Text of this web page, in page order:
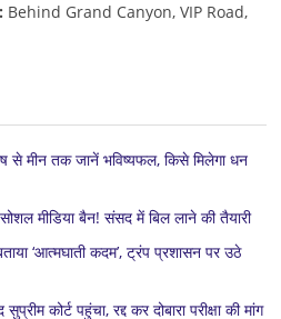
Behind Grand Canyon, VIP Road,
मीन तक जानें भविष्यफल, किसे मिलेगा धन
मीडिया बैन! संसद में बिल लाने की तैयारी
‘आत्मघाती कदम’, ट्रंप प्रशासन पर उठे
कोर्ट पहुंचा, रद्द कर दोबारा परीक्षा की मांग